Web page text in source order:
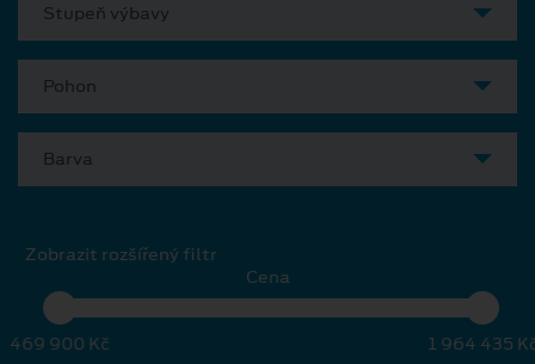
Stupeň výbavy
Pohon
Barva
Zobrazit rozšířený filtr
Cena
469 900 Kč 1 964 435